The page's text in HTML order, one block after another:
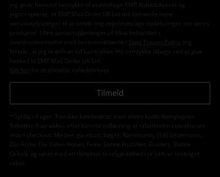
Jeg giver hermed samtykke til at modtage EMP Nyhedsbrevet og
jegaccepterer, at EMP Mail Order UK Ltd må behandle mine
personoplysninger til at sende mig regelmæssige opdateringer om deres
produkter. Mine personoplysninger vil blive behandlet i
overensstemmelse med bestemmelserne i
Data Privacy Policy
. Jeg
forstår, at jeg til enhver tid kan trække mit samtykke tilbage ved at give
besked til EMP Mail Order UK Ltd.
Klik her
for at afmelde nyhedsbrevet.
Tilmeld
*Gyldig i 4 uger. Kan ikke kombineres med andre koder/kampagner.
Rabatten fratrækkes efter korrekt indløsning af rabatkoden i varekurven
inden checkout. Medier, gavekort, bøger, Rammstein, (Till) Lindemann,
Die Ärzte, Die Toten Hosen, Feine Sahne Fischfilet, Broilers, Böhse
Onkelz og varer med en donation til velgørenhed i prisen, er undtaget
rabat.